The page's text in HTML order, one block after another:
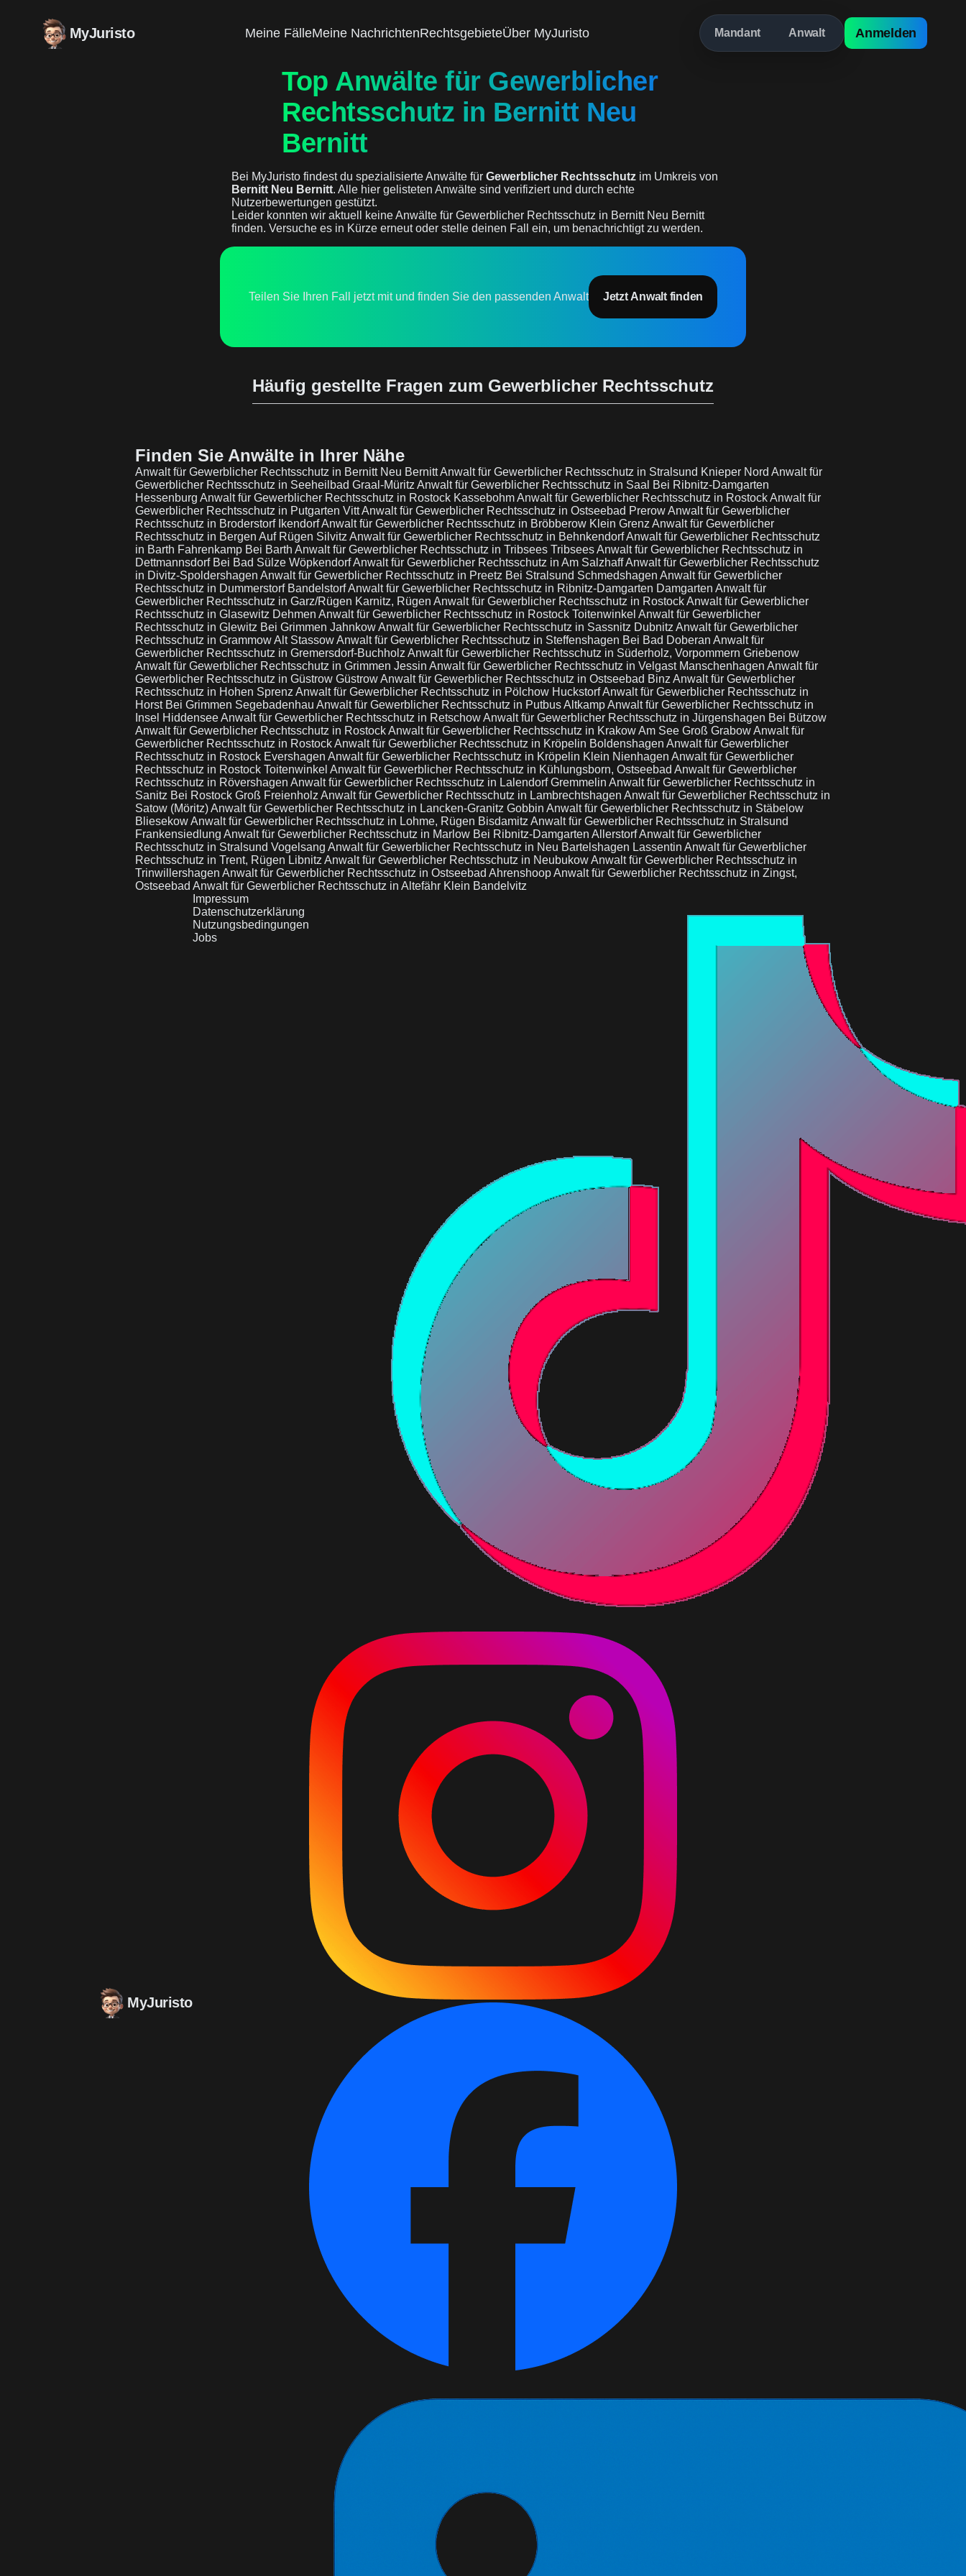
MyJuristo Meine FälleMeine NachrichtenRechtsgebieteÜber MyJuristo Mandant Anwalt Anmelden
Top Anwälte für Gewerblicher
Rechtsschutz in Bernitt Neu
Bernitt
Bei MyJuristo findest du spezialisierte Anwälte für Gewerblicher Rechtsschutz im Umkreis von
Bernitt Neu Bernitt. Alle hier gelisteten Anwälte sind verifiziert und durch echte
Nutzerbewertungen gestützt.
Leider konnten wir aktuell keine Anwälte für Gewerblicher Rechtsschutz in Bernitt Neu Bernitt
finden. Versuche es in Kürze erneut oder stelle deinen Fall ein, um benachrichtigt zu werden.
Teilen Sie Ihren Fall jetzt mit und finden Sie den passenden Anwalt Jetzt Anwalt finden
Häufig gestellte Fragen zum Gewerblicher Rechtsschutz
Finden Sie Anwälte in Ihrer Nähe
Anwalt für Gewerblicher Rechtsschutz in Bernitt Neu BernittAnwalt für Gewerblicher Rechtsschutz in Stralsund Knieper Nord Anwalt für
Gewerblicher Rechtsschutz in Seeheilbad Graal-Müritz Anwalt für Gewerblicher Rechtsschutz in Saal Bei Ribnitz-Damgarten
Hessenburg Anwalt für Gewerblicher Rechtsschutz in Rostock KassebohmAnwalt für Gewerblicher Rechtsschutz in RostockAnwalt für
Gewerblicher Rechtsschutz in Putgarten VittAnwalt für Gewerblicher Rechtsschutz in Ostseebad PrerowAnwalt für Gewerblicher
Rechtsschutz in Broderstorf IkendorfAnwalt für Gewerblicher Rechtsschutz in Bröbberow Klein Grenz Anwalt für Gewerblicher
Rechtsschutz in Bergen Auf Rügen Silvitz Anwalt für Gewerblicher Rechtsschutz in BehnkendorfAnwalt für Gewerblicher Rechtsschutz
in Barth Fahrenkamp Bei Barth Anwalt für Gewerblicher Rechtsschutz in Tribsees TribseesAnwalt für Gewerblicher Rechtsschutz in
Dettmannsdorf Bei Bad Sülze WöpkendorfAnwalt für Gewerblicher Rechtsschutz in Am SalzhaffAnwalt für Gewerblicher Rechtsschutz
in Divitz-Spoldershagen Anwalt für Gewerblicher Rechtsschutz in Preetz Bei Stralsund Schmedshagen Anwalt für Gewerblicher
Rechtsschutz in Dummerstorf BandelstorfAnwalt für Gewerblicher Rechtsschutz in Ribnitz-Damgarten Damgarten Anwalt für
Gewerblicher Rechtsschutz in Garz/Rügen Karnitz, Rügen Anwalt für Gewerblicher Rechtsschutz in RostockAnwalt für Gewerblicher
Rechtsschutz in Glasewitz Dehmen Anwalt für Gewerblicher Rechtsschutz in Rostock Toitenwinkel Anwalt für Gewerblicher
Rechtsschutz in Glewitz Bei Grimmen JahnkowAnwalt für Gewerblicher Rechtsschutz in Sassnitz Dubnitz Anwalt für Gewerblicher
Rechtsschutz in Grammow Alt StassowAnwalt für Gewerblicher Rechtsschutz in Steffenshagen Bei Bad Doberan Anwalt für
Gewerblicher Rechtsschutz in Gremersdorf-Buchholz Anwalt für Gewerblicher Rechtsschutz in Süderholz, Vorpommern Griebenow
Anwalt für Gewerblicher Rechtsschutz in Grimmen Jessin Anwalt für Gewerblicher Rechtsschutz in Velgast Manschenhagen Anwalt für
Gewerblicher Rechtsschutz in Güstrow GüstrowAnwalt für Gewerblicher Rechtsschutz in Ostseebad Binz Anwalt für Gewerblicher
Rechtsschutz in Hohen Sprenz Anwalt für Gewerblicher Rechtsschutz in Pölchow HuckstorfAnwalt für Gewerblicher Rechtsschutz in
Horst Bei Grimmen Segebadenhau Anwalt für Gewerblicher Rechtsschutz in Putbus AltkampAnwalt für Gewerblicher Rechtsschutz in
Insel HiddenseeAnwalt für Gewerblicher Rechtsschutz in RetschowAnwalt für Gewerblicher Rechtsschutz in Jürgenshagen Bei Bützow
Anwalt für Gewerblicher Rechtsschutz in RostockAnwalt für Gewerblicher Rechtsschutz in Krakow Am See Groß GrabowAnwalt für
Gewerblicher Rechtsschutz in RostockAnwalt für Gewerblicher Rechtsschutz in Kröpelin Boldenshagen Anwalt für Gewerblicher
Rechtsschutz in Rostock Evershagen Anwalt für Gewerblicher Rechtsschutz in Kröpelin Klein Nienhagen Anwalt für Gewerblicher
Rechtsschutz in Rostock Toitenwinkel Anwalt für Gewerblicher Rechtsschutz in Kühlungsborn, Ostseebad Anwalt für Gewerblicher
Rechtsschutz in Rövershagen Anwalt für Gewerblicher Rechtsschutz in Lalendorf Gremmelin Anwalt für Gewerblicher Rechtsschutz in
Sanitz Bei Rostock Groß Freienholz Anwalt für Gewerblicher Rechtsschutz in Lambrechtshagen Anwalt für Gewerblicher Rechtsschutz in
Satow (Möritz)Anwalt für Gewerblicher Rechtsschutz in Lancken-Granitz Gobbin Anwalt für Gewerblicher Rechtsschutz in Stäbelow
BliesekowAnwalt für Gewerblicher Rechtsschutz in Lohme, Rügen Bisdamitz Anwalt für Gewerblicher Rechtsschutz in Stralsund
Frankensiedlung Anwalt für Gewerblicher Rechtsschutz in Marlow Bei Ribnitz-Damgarten AllerstorfAnwalt für Gewerblicher
Rechtsschutz in Stralsund Vogelsang Anwalt für Gewerblicher Rechtsschutz in Neu Bartelshagen Lassentin Anwalt für Gewerblicher
Rechtsschutz in Trent, Rügen Libnitz Anwalt für Gewerblicher Rechtsschutz in NeubukowAnwalt für Gewerblicher Rechtsschutz in
Trinwillershagen Anwalt für Gewerblicher Rechtsschutz in Ostseebad AhrenshoopAnwalt für Gewerblicher Rechtsschutz in Zingst,
Ostseebad Anwalt für Gewerblicher Rechtsschutz in Altefähr Klein Bandelvitz
MyJuristo
Impressum
Datenschutzerklärung
Nutzungsbedingungen
Jobs